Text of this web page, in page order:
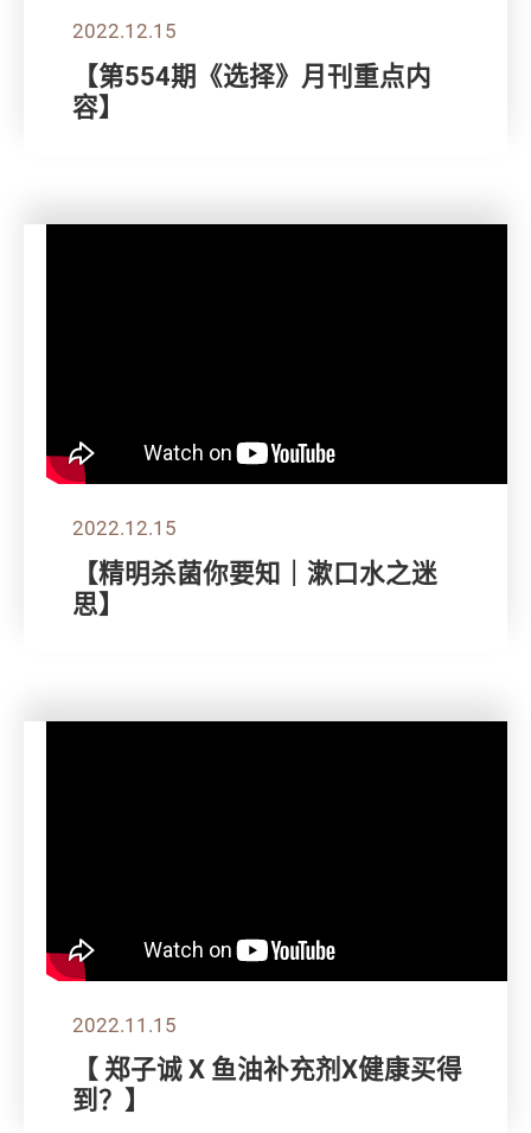
2022.12.15
【第554期《选择》月刊重点内
容】
2022.12.15
【精明杀菌你要知｜漱口水之迷
思】
2022.11.15
【 郑子诚 X 鱼油补充剂X健康买得
到？】